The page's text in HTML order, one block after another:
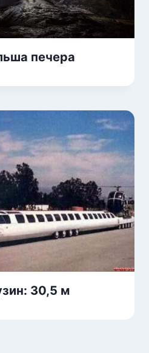
печера
30,5 м